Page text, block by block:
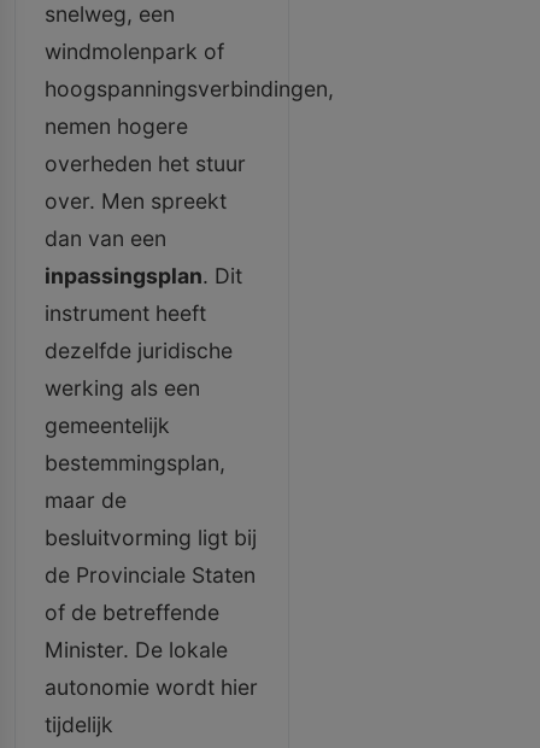
snelweg, een
windmolenpark of
hoogspanningsverbindingen,
nemen hogere
overheden het stuur
over. Men spreekt
dan van een
inpassingsplan. Dit
instrument heeft
dezelfde juridische
werking als een
gemeentelijk
bestemmingsplan,
maar de
besluitvorming ligt bij
de Provinciale Staten
of de betreffende
Minister. De lokale
autonomie wordt hier
tijdelijk